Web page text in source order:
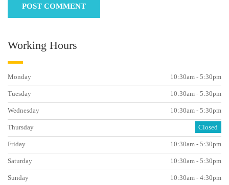
Working Hours
Monday 10:30am - 5:30pm
Tuesday 10:30am - 5:30pm
Wednesday 10:30am - 5:30pm
Thursday Closed
Friday 10:30am - 5:30pm
Saturday 10:30am - 5:30pm
Sunday 10:30am - 4:30pm